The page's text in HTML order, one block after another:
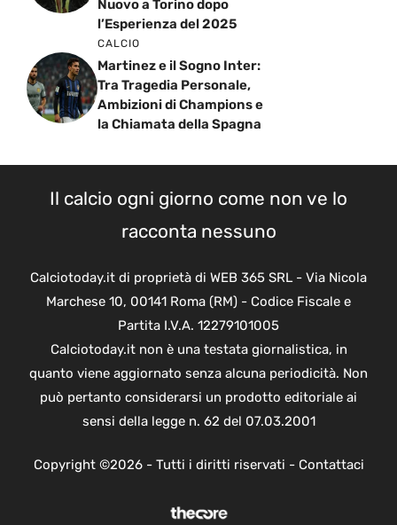
Nuovo a Torino dopo
l’Esperienza del 2025
CALCIO
Martinez e il Sogno Inter:
Tra Tragedia Personale,
Ambizioni di Champions e
la Chiamata della Spagna
Il calcio ogni giorno come non ve lo
racconta nessuno
Calciotoday.it di proprietà di WEB 365 SRL - Via Nicola
Marchese 10, 00141 Roma (RM) - Codice Fiscale e
Partita I.V.A. 12279101005
Calciotoday.it non è una testata giornalistica, in
quanto viene aggiornato senza alcuna periodicità. Non
può pertanto considerarsi un prodotto editoriale ai
sensi della legge n. 62 del 07.03.2001
Copyright ©2026 - Tutti i diritti riservati - Contattaci